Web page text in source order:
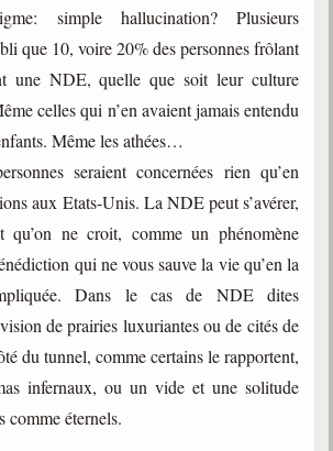
simple hallucination? Plusieurs
que 10, voire 20% des personnes frôlant
une NDE, quelle que soit leur culture
celles qui n’en avaient jamais entendu
Même les athées…
seraient concernées rien qu’en
aux Etats-Unis. La NDE peut s’avérer,
qu’on ne croit, comme un phénomène
qui ne vous sauve la vie qu’en la
Dans le cas de NDE dites
de prairies luxuriantes ou de cités de
du tunnel, comme certains le rapportent,
infernaux, ou un vide et une solitude
comme éternels.